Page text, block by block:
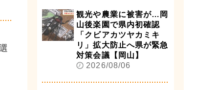
観光や農業に被害が…岡
山後楽園で県内初確認
「クビアカツヤカミキ
リ」拡大防止へ県が緊急
対策会議【岡山】
2026/08/06